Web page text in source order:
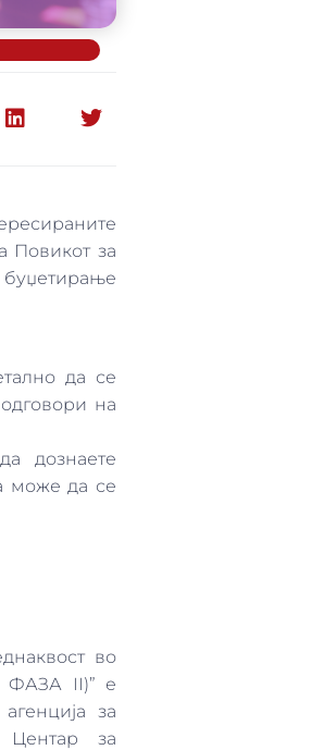
Повикот за
буџетирање
да се
на
дознаете
може да се
во
ФАЗА II)” е
за
Центар за